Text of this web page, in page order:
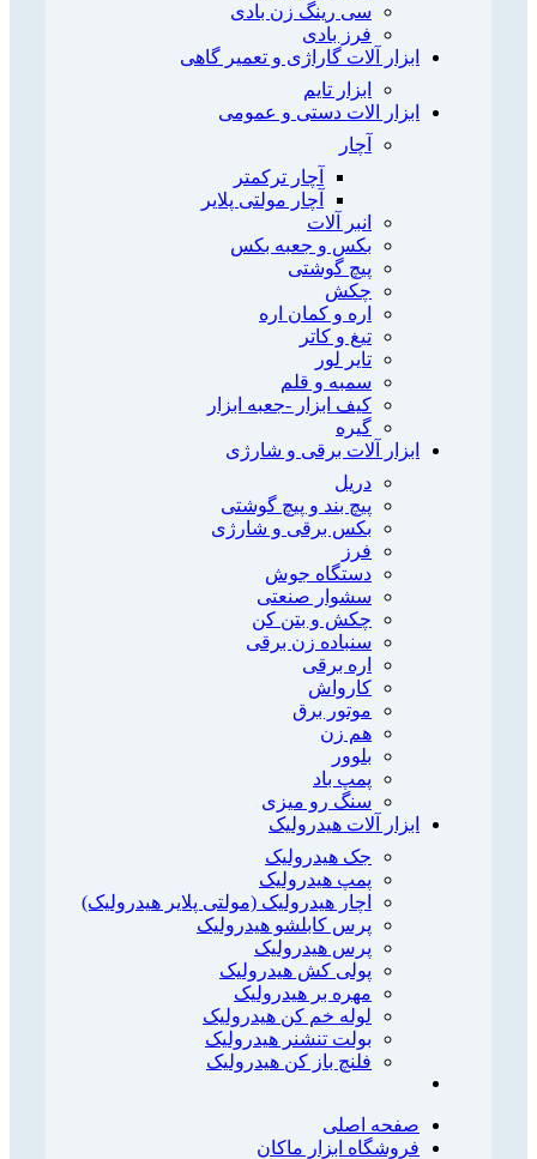
سی رینگ زن بادی
فرز بادی
ابزار آلات گاراژی و تعمیر گاهی
ابزار تایم
ابزار الات دستی و عمومی
آچار
آچار ترکمتر
آچار مولتی پلایر
انبر آلات
بکس و جعبه بکس
پیچ گوشتی
چکش
اره و کمان اره
تیغ و کاتر
تایر لور
سمبه و قلم
کیف ابزار -جعبه ابزار
گیره
ابزار آلات برقی و شارژی
دریل
پیچ بند و پیچ گوشتی
بکس برقی و شارژی
فرز
دستگاه جوش
سشوار صنعتی
چکش و بتن کن
سنباده زن برقی
اره برقی
کارواش
موتور برق
هم زن
بلوور
پمپ باد
سنگ رو میزی
ابزار آلات هیدرولیک
جک هیدرولیک
پمپ هیدرولیک
اچار هیدرولیک (مولتی پلایر هیدرولیک)
پرس کابلشو هیدرولیک
پرس هیدرولیک
پولی کش هیدرولیک
مهره بر هیدرولیک
لوله خم کن هیدرولیک
بولت تنشنر هیدرولیک
فلنچ باز کن هیدرولیک
صفحه اصلی
فروشگاه ابزار ماکان